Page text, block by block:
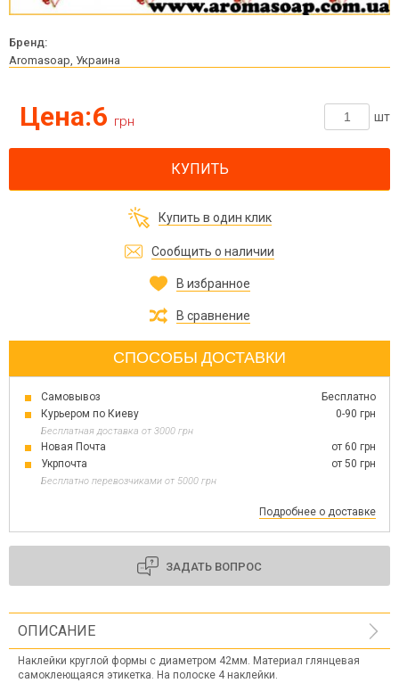
Бренд:
Aromasoap, Украина
Цена:6 грн шт
КУПИТЬ
Купить в один клик
Сообщить о наличии
В избранное
В сравнение
СПОСОБЫ ДОСТАВКИ
Самовывоз
Бесплатно
Курьером по Киеву
0-90 грн
Бесплатная доставка от 3000 грн
Новая Почта
от 60 грн
Укрпочта
от 50 грн
Бесплатно перевозчиками от 5000 грн
Подробнее о доставке
ЗАДАТЬ ВОПРОС
ОПИСАНИЕ
Наклейки круглой формы с диаметром 42мм. Материал глянцевая
самоклеющаяся этикетка. На полоске 4 наклейки.